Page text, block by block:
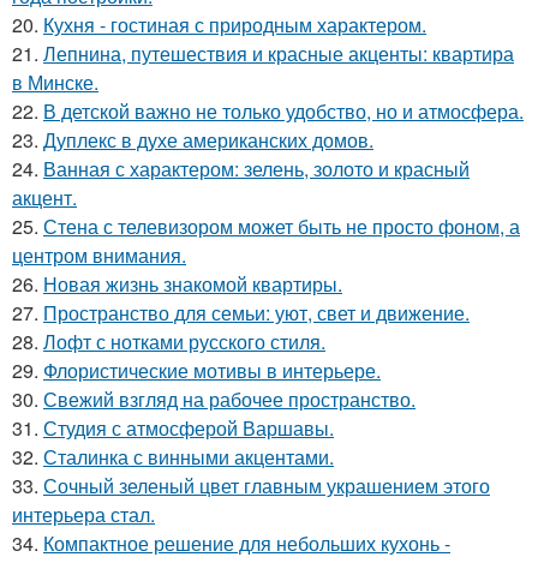
20. Кухня - гостиная с природным характером.
21. Лепнина, путешествия и красные акценты: квартира
в Минске.
22. В детской важно не только удобство, но и атмосфера.
23. Дуплекс в духе американских домов.
24. Ванная с характером: зелень, золото и красный
акцент.
25. Стена с телевизором может быть не просто фоном, а
центром внимания.
26. Новая жизнь знакомой квартиры.
27. Пространство для семьи: уют, свет и движение.
28. Лофт с нотками русского стиля.
29. Флористические мотивы в интерьере.
30. Свежий взгляд на рабочее пространство.
31. Студия с атмосферой Варшавы.
32. Сталинка с винными акцентами.
33. Сочный зеленый цвет главным украшением этого
интерьера стал.
34. Компактное решение для небольших кухонь -